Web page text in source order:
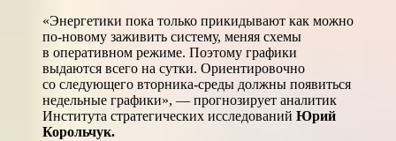
«Энергетики пока только прикидывают как можно
по-новому заживить систему, меняя схемы
в оперативном режиме. Поэтому графики
выдаются всего на сутки. Ориентировочно
со следующего вторника-среды должны появиться
недельные графики», — прогнозирует аналитик
Института стратегических исследований Юрий
Корольчук.